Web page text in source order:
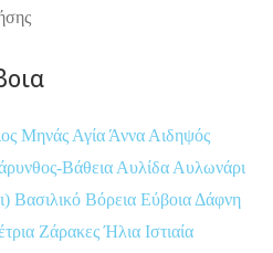
Μηνάς Αγία Άννα Αιδηψός
Βάθεια Αυλίδα Αυλωνάρι
Βασιλικό Βόρεια Εύβοια Δάφνη
ΖάρακεςΉλια Ιστιαία